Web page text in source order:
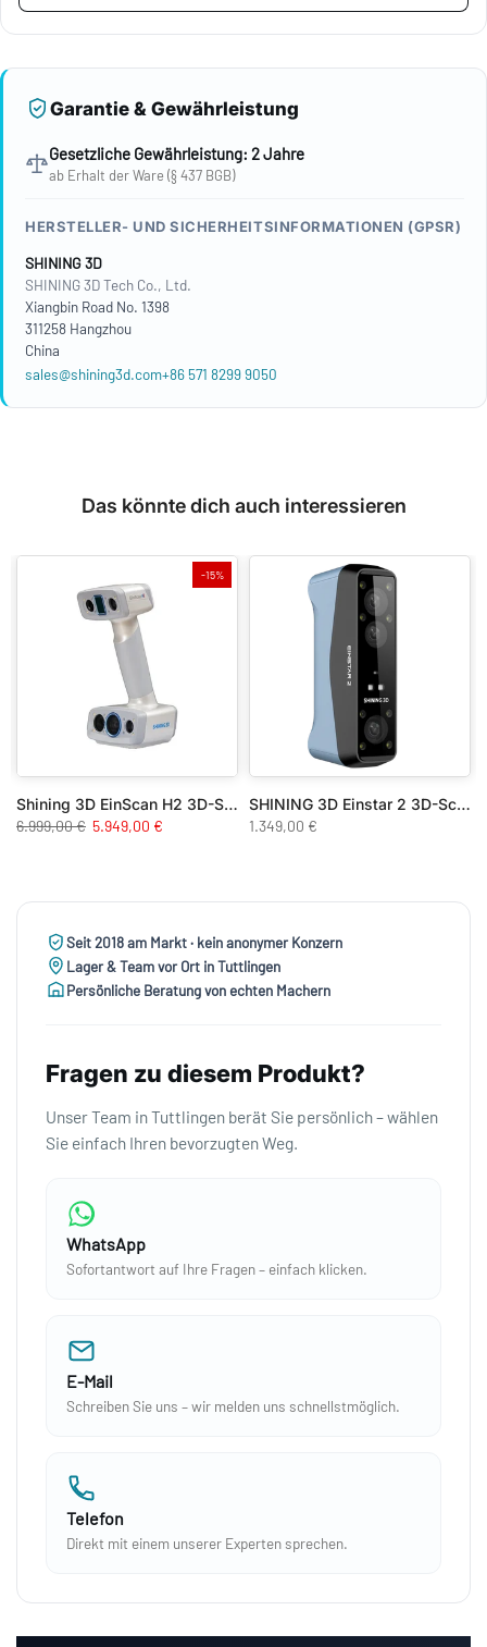
Garantie & Gewährleistung
Gesetzliche Gewährleistung: 2 Jahre
ab Erhalt der Ware (§ 437 BGB)
HERSTELLER- UND SICHERHEITSINFORMATIONEN (GPSR)
SHINING 3D
SHINING 3D Tech Co., Ltd.
Xiangbin Road No. 1398
311258 Hangzhou
China
sales@shining3d.com+86 571 8299 9050
Das könnte dich auch interessieren
-15%
Shining 3D EinScan H2 3D-Scanner
6.999,00 € 5.949,00 €
SHINING 3D Einstar 2 3D-Scanner
1.349,00 €
Seit 2018 am Markt · kein anonymer Konzern
Lager & Team vor Ort in Tuttlingen
Persönliche Beratung von echten Machern
Fragen zu diesem Produkt?
Unser Team in Tuttlingen berät Sie persönlich – wählen
Sie einfach Ihren bevorzugten Weg.
WhatsApp
Sofortantwort auf Ihre Fragen – einfach klicken.
E-Mail
Schreiben Sie uns – wir melden uns schnellstmöglich.
Telefon
Direkt mit einem unserer Experten sprechen.